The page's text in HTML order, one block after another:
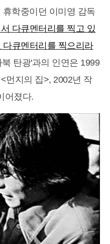
학중이던 이미영 감독
다큐멘터리를 찍고 있
큐멘터리를 찍으리라
탄광'과의 인연은 1999
먼지의 집>, 2002년 작
어졌다.